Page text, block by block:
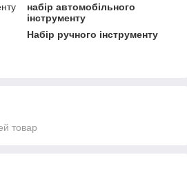
набір автомобільного
інструменту
Набір ручного інструменту
товар